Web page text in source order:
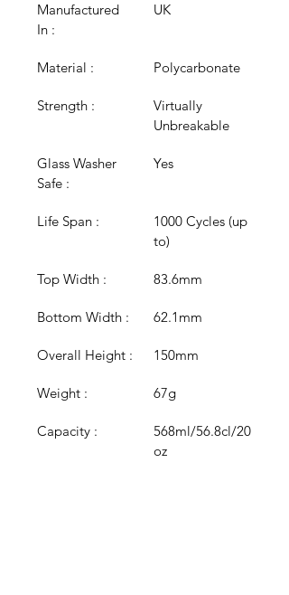
Manufactured
In :
UK
Material : Polycarbonate
Strength :
Virtually
Unbreakable
Glass Washer
Safe :
Yes
Life Span :
1000 Cycles (up
to)
Top Width : 83.6mm
Bottom Width : 62.1mm
Overall Height : 150mm
Weight : 67g
Capacity :
568ml/56.8cl/20
oz